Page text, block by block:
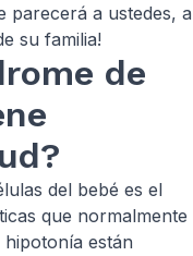
parecerá a ustedes, a
su familia!
de
del bebé es el
que normalmente
están